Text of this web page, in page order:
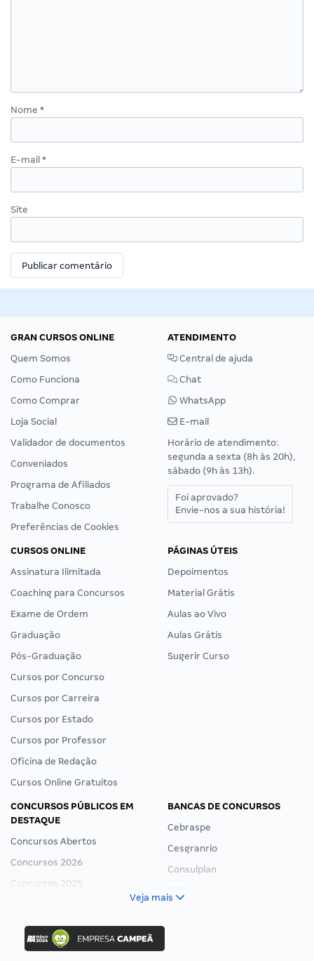
Nome *
E-mail *
Site
GRAN CURSOS ONLINE
Quem Somos
Como Funciona
Como Comprar
Loja Social
Validador de documentos
Conveniados
Programa de Afiliados
Trabalhe Conosco
Preferências de Cookies
ATENDIMENTO
Central de ajuda
Chat
WhatsApp
E-mail
Horário de atendimento:
segunda a sexta (8h às 20h),
sábado (9h às 13h).
Foi aprovado?
Envie-nos a sua história!
CURSOS ONLINE
Assinatura Ilimitada
Coaching para Concursos
Exame de Ordem
Graduação
Pós-Graduação
Cursos por Concurso
Cursos por Carreira
Cursos por Estado
Cursos por Professor
Oficina de Redação
Cursos Online Gratuitos
PÁGINAS ÚTEIS
Depoimentos
Material Grátis
Aulas ao Vivo
Aulas Grátis
Sugerir Curso
CONCURSOS PÚBLICOS EM
DESTAQUE
Concursos Abertos
Concursos 2026
Concursos 2025
Concurso Ibama
Concurso MPU
BANCAS DE CONCURSOS
Cebraspe
Cesgranrio
Consulplan
Veja mais